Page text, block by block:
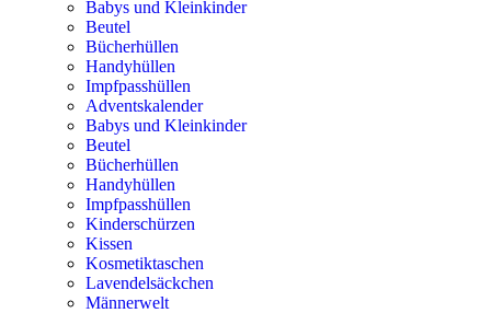
Babys und Kleinkinder
Beutel
Bücherhüllen
Handyhüllen
Impfpasshüllen
Adventskalender
Babys und Kleinkinder
Beutel
Bücherhüllen
Handyhüllen
Impfpasshüllen
Kinderschürzen
Kissen
Kosmetiktaschen
Lavendelsäckchen
Männerwelt